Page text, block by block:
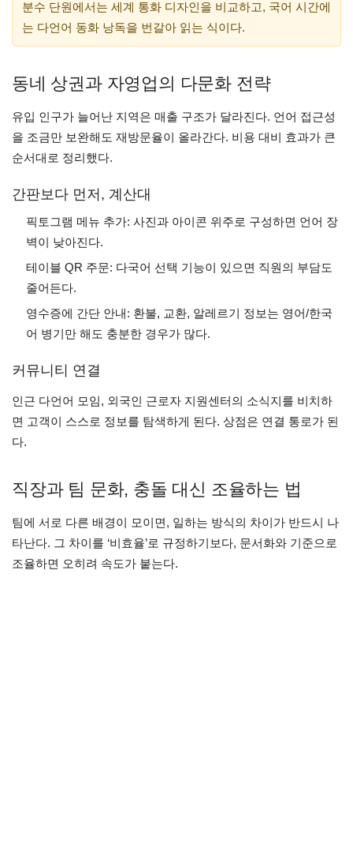
분수 단원에서는 세계 통화 디자인을 비교하고, 국어 시간에
는 다언어 동화 낭독을 번갈아 읽는 식이다.
동네 상권과 자영업의 다문화 전략
유입 인구가 늘어난 지역은 매출 구조가 달라진다. 언어 접근성
을 조금만 보완해도 재방문율이 올라간다. 비용 대비 효과가 큰
순서대로 정리했다.
간판보다 먼저, 계산대
픽토그램 메뉴 추가: 사진과 아이콘 위주로 구성하면 언어 장
벽이 낮아진다.
테이블 QR 주문: 다국어 선택 기능이 있으면 직원의 부담도
줄어든다.
영수증에 간단 안내: 환불, 교환, 알레르기 정보는 영어/한국
어 병기만 해도 충분한 경우가 많다.
커뮤니티 연결
인근 다언어 모임, 외국인 근로자 지원센터의 소식지를 비치하
면 고객이 스스로 정보를 탐색하게 된다. 상점은 연결 통로가 된
다.
직장과 팀 문화, 충돌 대신 조율하는 법
팀에 서로 다른 배경이 모이면, 일하는 방식의 차이가 반드시 나
타난다. 그 차이를 ‘비효율’로 규정하기보다, 문서화와 기준으로
조율하면 오히려 속도가 붙는다.